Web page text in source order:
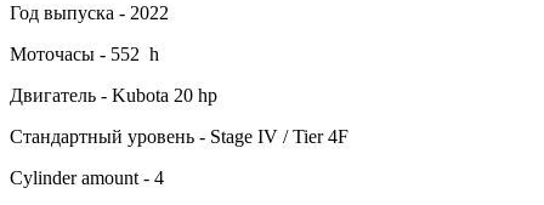
Год выпуска - 2022
Моточасы - 552 h
Двигатель - Kubota 20 hp
Стандартный уровень - Stage IV / Tier 4F
Cylinder amount - 4